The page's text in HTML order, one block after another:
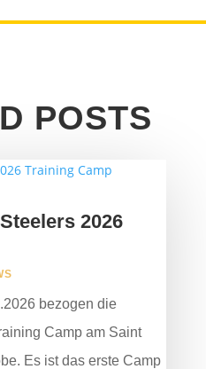
POSTS
2026
bezogen die
Camp am Saint
Es ist das erste Camp